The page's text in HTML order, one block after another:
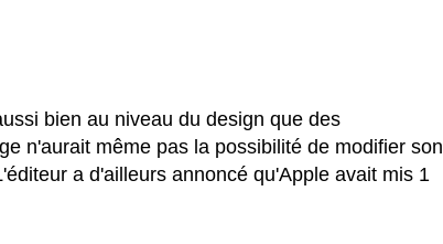
bien au niveau du design que des
n'aurait même pas la possibilité de modifier son
a d'ailleurs annoncé qu'Apple avait mis 1